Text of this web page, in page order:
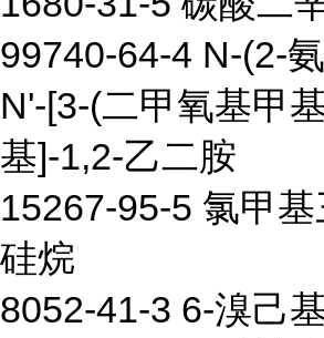
99740-64-4 N-(2-
N'-[3-(二甲氧基甲
基]-1,2-乙二胺
15267-95-5 氯甲
硅烷
8052-41-3 6-溴己